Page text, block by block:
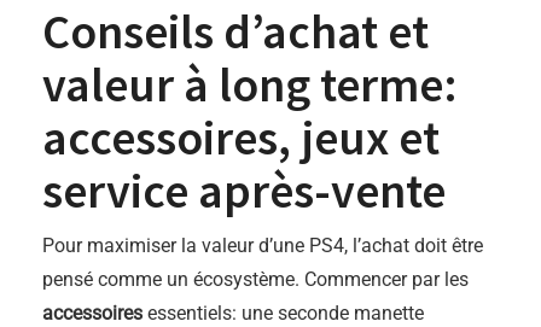
Conseils d’achat et
valeur à long terme:
accessoires, jeux et
service après-vente
Pour maximiser la valeur d’une PS4, l’achat doit être
pensé comme un écosystème. Commencer par les
accessoires essentiels: une seconde manette